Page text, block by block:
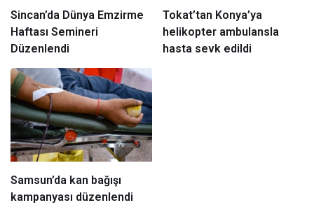
Sincan’da Dünya Emzirme
Haftası Semineri
Düzenlendi
Tokat’tan Konya’ya
helikopter ambulansla
hasta sevk edildi
Samsun’da kan bağışı
kampanyası düzenlendi